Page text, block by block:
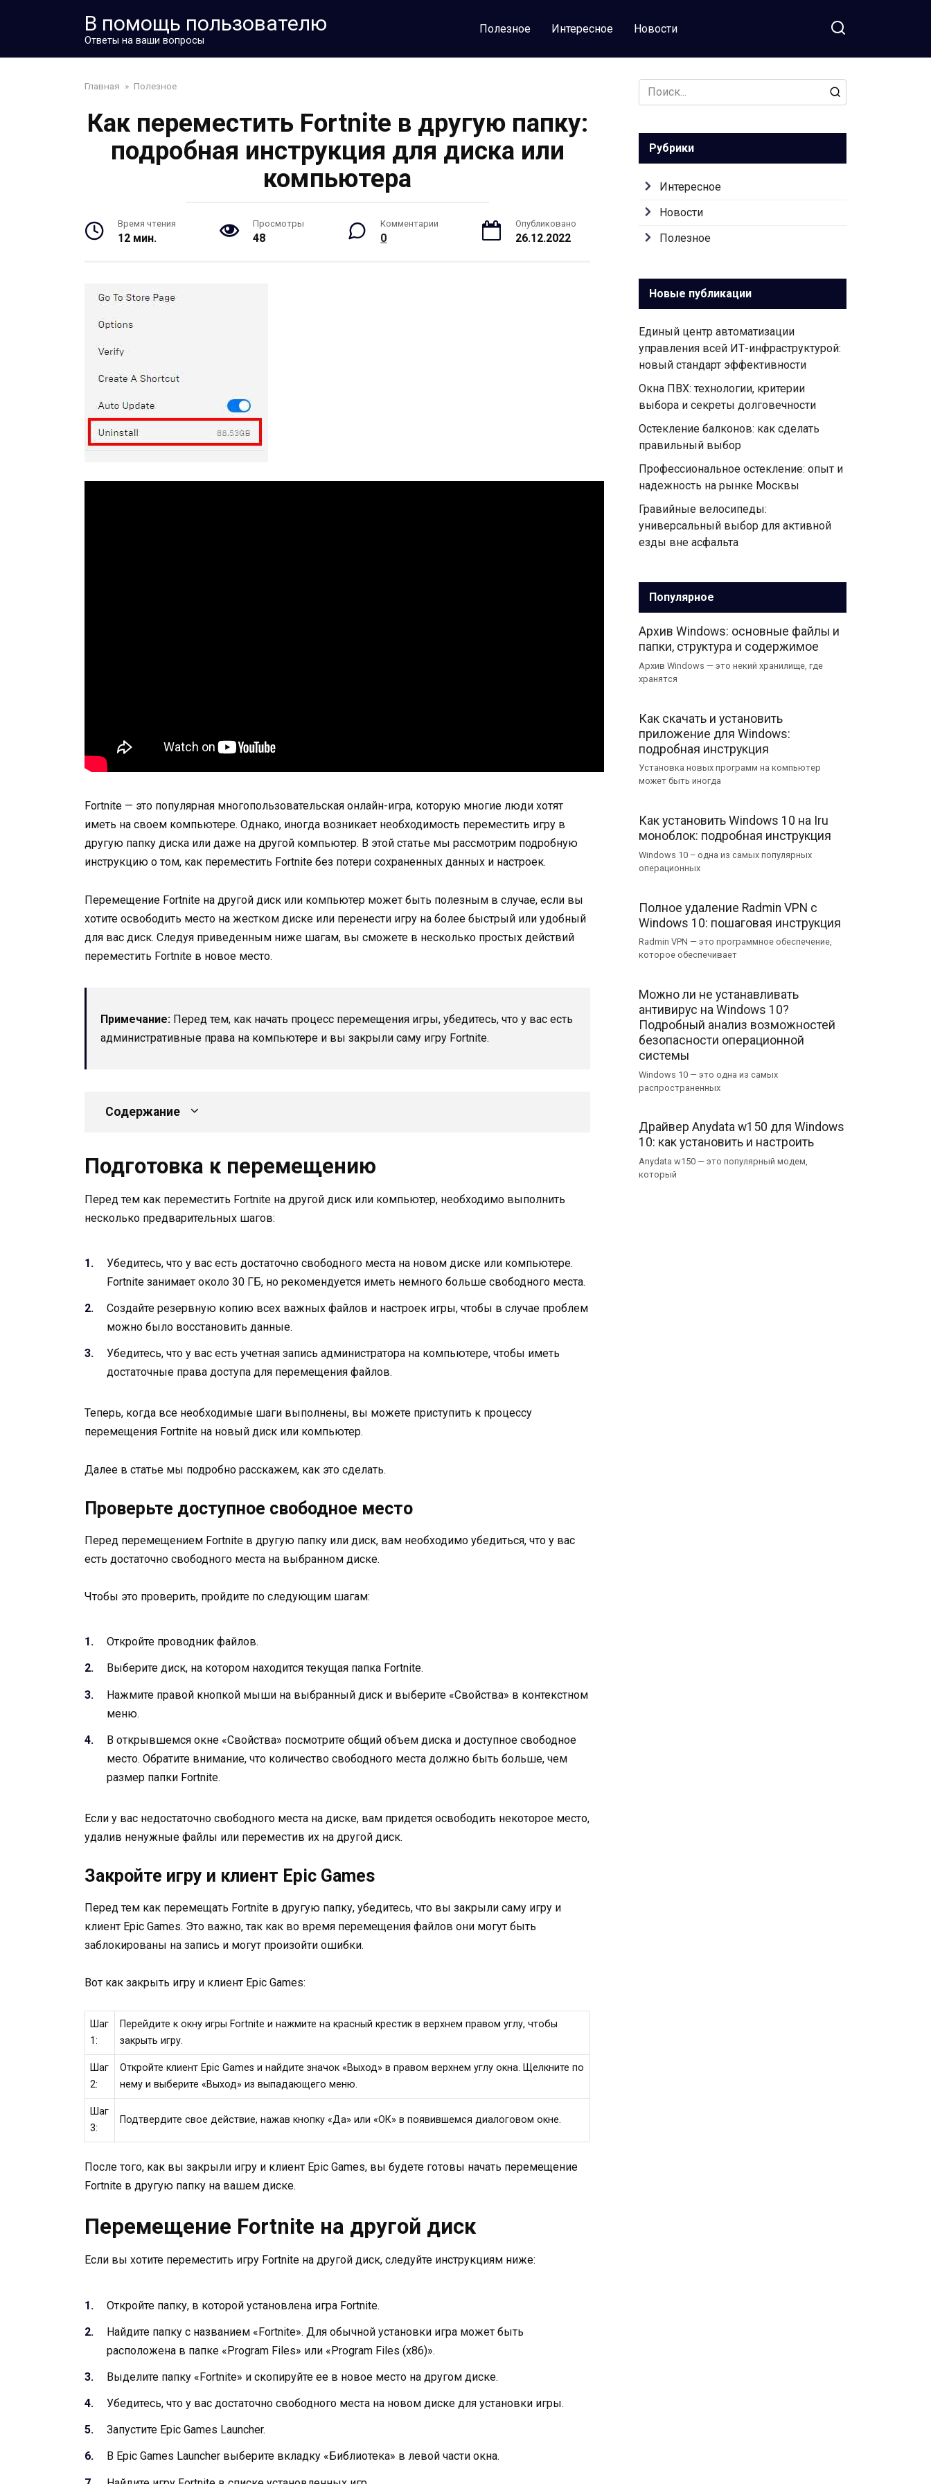
В помощь пользователю
Ответы на ваши вопросы
Полезное Интересное Новости
Главная » Полезное
Как переместить Fortnite в другую папку:
подробная инструкция для диска или
компьютера
Время чтения
12 мин.
Просмотры
48
Комментарии
0
Опубликовано
26.12.2022
Fortnite — это популярная многопользовательская онлайн-игра, которую многие люди хотят
иметь на своем компьютере. Однако, иногда возникает необходимость переместить игру в
другую папку диска или даже на другой компьютер. В этой статье мы рассмотрим подробную
инструкцию о том, как переместить Fortnite без потери сохраненных данных и настроек.
Перемещение Fortnite на другой диск или компьютер может быть полезным в случае, если вы
хотите освободить место на жестком диске или перенести игру на более быстрый или удобный
для вас диск. Следуя приведенным ниже шагам, вы сможете в несколько простых действий
переместить Fortnite в новое место.
Примечание: Перед тем, как начать процесс перемещения игры, убедитесь, что у вас есть
административные права на компьютере и вы закрыли саму игру Fortnite.
Содержание
Подготовка к перемещению
Перед тем как переместить Fortnite на другой диск или компьютер, необходимо выполнить
несколько предварительных шагов:
Убедитесь, что у вас есть достаточно свободного места на новом диске или компьютере.
Fortnite занимает около 30 ГБ, но рекомендуется иметь немного больше свободного места.
Создайте резервную копию всех важных файлов и настроек игры, чтобы в случае проблем
можно было восстановить данные.
Убедитесь, что у вас есть учетная запись администратора на компьютере, чтобы иметь
достаточные права доступа для перемещения файлов.
Теперь, когда все необходимые шаги выполнены, вы можете приступить к процессу
перемещения Fortnite на новый диск или компьютер.
Далее в статье мы подробно расскажем, как это сделать.
Проверьте доступное свободное место
Перед перемещением Fortnite в другую папку или диск, вам необходимо убедиться, что у вас
есть достаточно свободного места на выбранном диске.
Чтобы это проверить, пройдите по следующим шагам:
Откройте проводник файлов.
Выберите диск, на котором находится текущая папка Fortnite.
Нажмите правой кнопкой мыши на выбранный диск и выберите «Свойства» в контекстном
меню.
В открывшемся окне «Свойства» посмотрите общий объем диска и доступное свободное
место. Обратите внимание, что количество свободного места должно быть больше, чем
размер папки Fortnite.
Если у вас недостаточно свободного места на диске, вам придется освободить некоторое место,
удалив ненужные файлы или переместив их на другой диск.
Закройте игру и клиент Epic Games
Перед тем как перемещать Fortnite в другую папку, убедитесь, что вы закрыли саму игру и
клиент Epic Games. Это важно, так как во время перемещения файлов они могут быть
заблокированы на запись и могут произойти ошибки.
Вот как закрыть игру и клиент Epic Games:
Шаг
1:
Перейдите к окну игры Fortnite и нажмите на красный крестик в верхнем правом углу, чтобы
закрыть игру.
Шаг
2:
Откройте клиент Epic Games и найдите значок «Выход» в правом верхнем углу окна. Щелкните по
нему и выберите «Выход» из выпадающего меню.
Шаг
3:
Подтвердите свое действие, нажав кнопку «Да» или «ОК» в появившемся диалоговом окне.
После того, как вы закрыли игру и клиент Epic Games, вы будете готовы начать перемещение
Fortnite в другую папку на вашем диске.
Перемещение Fortnite на другой диск
Если вы хотите переместить игру Fortnite на другой диск, следуйте инструкциям ниже:
Откройте папку, в которой установлена игра Fortnite.
Найдите папку с названием «Fortnite». Для обычной установки игра может быть
расположена в папке «Program Files» или «Program Files (x86)».
Выделите папку «Fortnite» и скопируйте ее в новое место на другом диске.
Убедитесь, что у вас достаточно свободного места на новом диске для установки игры.
Запустите Epic Games Launcher.
В Epic Games Launcher выберите вкладку «Библиотека» в левой части окна.
Search
for:
Рубрики
Интересное
Новости
Полезное
Новые публикации
Единый центр автоматизации
управления всей ИТ-инфраструктурой:
новый стандарт эффективности
Окна ПВХ: технологии, критерии
выбора и секреты долговечности
Остекление балконов: как сделать
правильный выбор
Профессиональное остекление: опыт и
надежность на рынке Москвы
Гравийные велосипеды:
универсальный выбор для активной
езды вне асфальта
Популярное
Архив Windows: основные файлы и
папки, структура и содержимое
Архив Windows — это некий хранилище, где
хранятся
Как скачать и установить
приложение для Windows:
подробная инструкция
Установка новых программ на компьютер
может быть иногда
Как установить Windows 10 на Iru
моноблок: подробная инструкция
Windows 10 – одна из самых популярных
операционных
Полное удаление Radmin VPN с
Windows 10: пошаговая инструкция
Radmin VPN — это программное обеспечение,
которое обеспечивает
Можно ли не устанавливать
антивирус на Windows 10?
Подробный анализ возможностей
безопасности операционной
системы
Windows 10 — это одна из самых
распространенных
Драйвер Anydata w150 для Windows
10: как установить и настроить
Anydata w150 — это популярный модем,
который